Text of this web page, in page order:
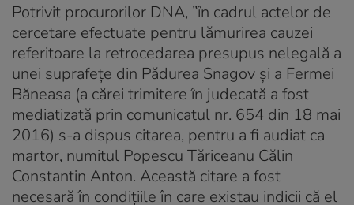
Potrivit procurorilor DNA, ”în cadrul actelor de
cercetare efectuate pentru lămurirea cauzei
referitoare la retrocedarea presupus nelegală a
unei suprafeţe din Pădurea Snagov şi a Fermei
Băneasa (a cărei trimitere în judecată a fost
mediatizată prin comunicatul nr. 654 din 18 mai
2016) s-a dispus citarea, pentru a fi audiat ca
martor, numitul Popescu Tăriceanu Călin
Constantin Anton. Această citare a fost
necesară în condiţiile în care existau indicii că el